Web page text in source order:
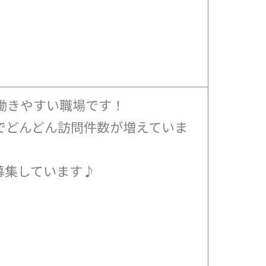
やすい職場です！
んどん訪問件数が増えていま
集しています♪